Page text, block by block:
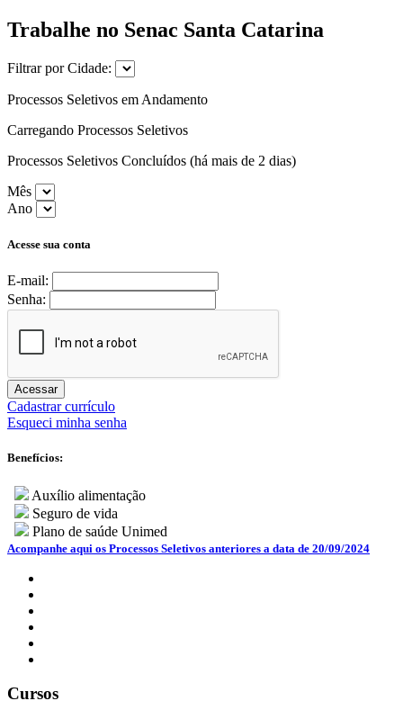
Trabalhe no Senac Santa Catarina
Filtrar por Cidade:
Processos Seletivos em Andamento
Carregando Processos Seletivos
Processos Seletivos Concluídos (há mais de 2 dias)
Mês
Ano
Acesse sua conta
E-mail:
Senha:
Acessar
Cadastrar currículo
Esqueci minha senha
Benefícios:
Auxílio alimentação
Seguro de vida
Plano de saúde Unimed
Acompanhe aqui os Processos Seletivos anteriores a data de 20/09/2024
Cursos